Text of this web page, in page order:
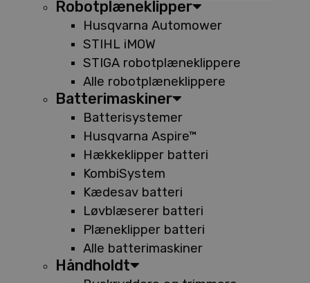
Robotplæneklipper
Husqvarna Automower
STIHL iMOW
STIGA robotplæneklippere
Alle robotplæneklippere
Batterimaskiner
Batterisystemer
Husqvarna Aspire™
Hækkeklipper batteri
KombiSystem
Kædesav batteri
Løvblæserer batteri
Plæneklipper batteri
Alle batterimaskiner
Håndholdt